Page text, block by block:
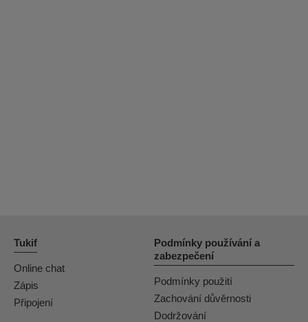
Tukif
Online chat
Zápis
Připojení
Podmínky používání a
zabezpečení
Podmínky použití
Zachování důvěrnosti
Dodržování